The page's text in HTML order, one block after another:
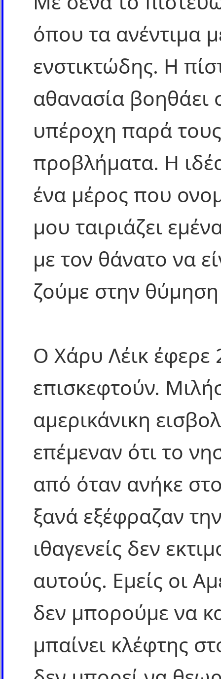
όπου τα ανέντιμα
ενστικτώδης. Η
αθανασία βοηθάει
υπέροχη παρά
προβλήματα. Η
ένα μέρος που
μου ταιριάζει
με τον θάνατο να
ζούμε στην
Ο Χάρυ Λέικ έφερε
επισκεφτούν.
αμερικάνικη
επέμεναν ότι το
από όταν ανήκε
ξανά εξέφραζαν
ιθαγενείς δεν
αυτούς. Εμείς οι
δεν μπορούμε να
μπαίνει κλέφτης